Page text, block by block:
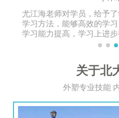
尤江海老师对学员，给予
学习方法，能够高效的学
学习能力提高，学习上进步
关于北
外塑专业技能